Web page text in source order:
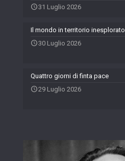
31 Luglio 2026
Il mondo in territorio inesplorato
30 Luglio 2026
Quattro giorni di finta pace
29 Luglio 2026